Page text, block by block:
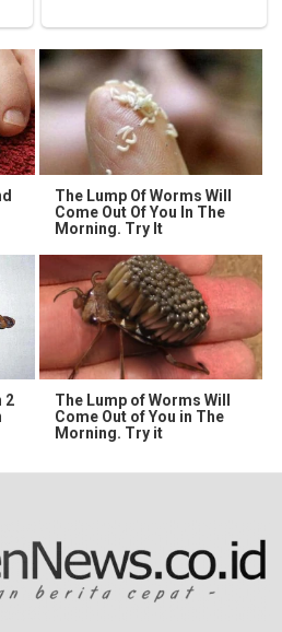
The Lump Of Worms Will
Come Out Of You In The
Morning. Try It
2
The Lump of Worms Will
Come Out of You in The
Morning. Try it